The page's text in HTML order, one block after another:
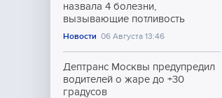
назвала 4 болезни,
вызывающие потливость
Новости 06 Августа 13:46
Дептранс Москвы предупредил
водителей о жаре до +30
градусов